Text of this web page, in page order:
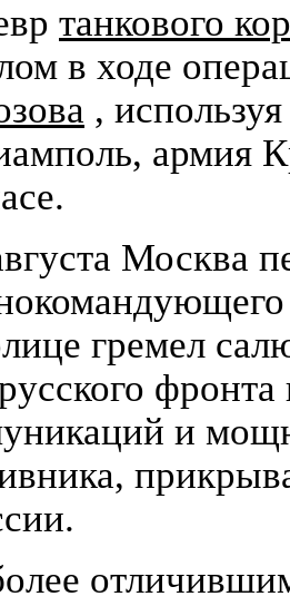
танкового
в ходе
,
армия
Москва
гремел
и